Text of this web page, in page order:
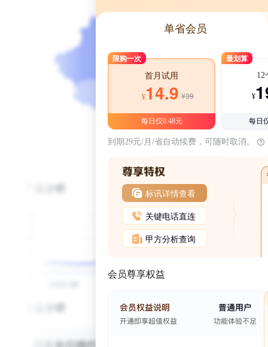
单省会员
限购一次
首月试用
¥14.9 ¥39
每日仅0.48元
最划算
12
¥
每日
到期29元/月/省自动续费，可随时取消。
标讯详情查看
关键电话直连
甲方分析查询
会员尊享权益